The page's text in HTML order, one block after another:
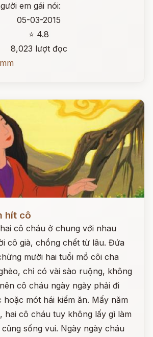
em gái nói:
05-03-2015
⭐ 4.8
8,023 lượt đọc
hít cô
cô cháu ở chung với nhau
cô già, chồng chết từ lâu. Đứa
mười hai tuổi mồ côi cha
chỉ có vài sào ruộng, không
cô cháu ngày ngày phải đi
hoặc mót hái kiếm ăn. Mấy năm
hai cô cháu tuy không lấy gì làm
sống vui. Ngày ngày cháu